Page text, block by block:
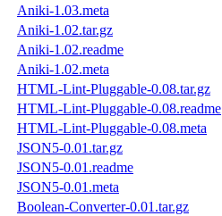
Aniki-1.03.meta
Aniki-1.02.tar.gz
Aniki-1.02.readme
Aniki-1.02.meta
HTML-Lint-Pluggable-0.08.tar.gz
HTML-Lint-Pluggable-0.08.readme
HTML-Lint-Pluggable-0.08.meta
JSON5-0.01.tar.gz
JSON5-0.01.readme
JSON5-0.01.meta
Boolean-Converter-0.01.tar.gz